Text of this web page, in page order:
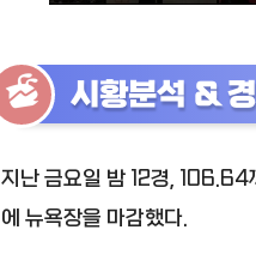
시황분석 &
지난 금요일 밤 12경, 106.64
에 뉴욕장을 마감했다.